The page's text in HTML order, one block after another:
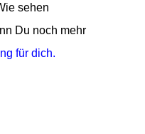
sehen
Du noch mehr
für dich.